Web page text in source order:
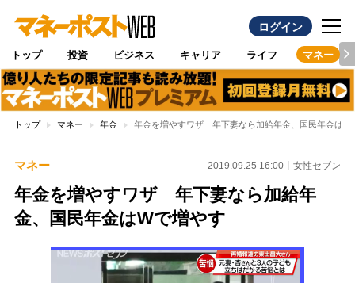
ログイン
トップ 投資 ビジネス キャリア ライフ マネー
トップ マネー 年金 年金を増やすワザ 年下妻なら加給年金、国民年金はW
マネー 2019.09.25 16:00 女性セブン
年金を増やすワザ 年下妻なら加給年
金、国民年金はWで増やす